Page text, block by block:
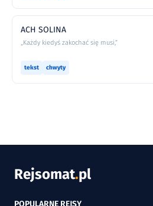
ACH SOLINA
„Każdy kiedyś zakochać się musi,”
tekst chwyty
Rejsomat.pl